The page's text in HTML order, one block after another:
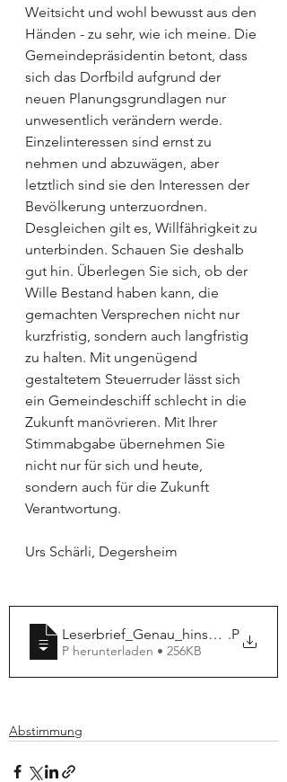
Weitsicht und wohl bewusst aus den
Händen - zu sehr, wie ich meine. Die
Gemeindepräsidentin betont, dass
sich das Dorfbild aufgrund der
neuen Planungsgrundlagen nur
unwesentlich verändern werde.
Einzelinteressen sind ernst zu
nehmen und abzuwägen, aber
letztlich sind sie den Interessen der
Bevölkerung unterzuordnen.
Desgleichen gilt es, Willfährigkeit zu
unterbinden. Schauen Sie deshalb
gut hin. Überlegen Sie sich, ob der
Wille Bestand haben kann, die
gemachten Versprechen nicht nur
kurzfristig, sondern auch langfristig
zu halten. Mit ungenügend
gestaltetem Steuerruder lässt sich
ein Gemeindeschiff schlecht in die
Zukunft manövrieren. Mit Ihrer
Stimmabgabe übernehmen Sie
nicht nur für sich und heute,
sondern auch für die Zukunft
Verantwortung.
Urs Schärli, Degersheim
.P
P herunterladen • 256KB
Abstimmung